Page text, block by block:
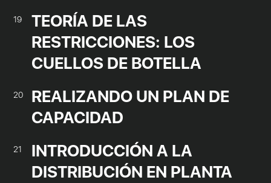
19
TEORÍA DE LAS
RESTRICCIONES: LOS
CUELLOS DE BOTELLA
20
REALIZANDO UN PLAN DE
CAPACIDAD
21
INTRODUCCIÓN A LA
DISTRIBUCIÓN EN PLANTA